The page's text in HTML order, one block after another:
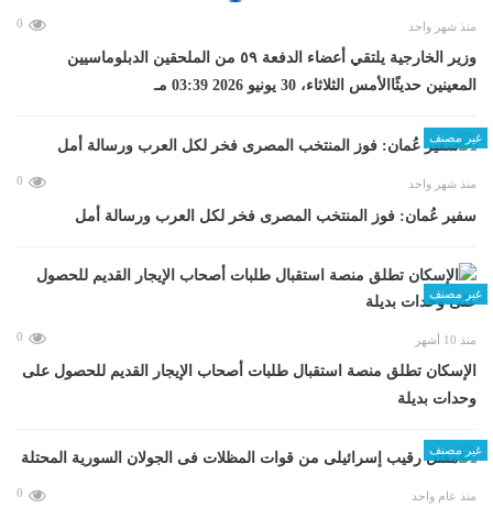
منذ شهر واحد 0
وزير الخارجية يلتقي أعضاء الدفعة ٥٩ من الملحقين الدبلوماسيين
المعينين حديثًاالأمس الثلاثاء، 30 يونيو 2026 03:39 مـ
غير مصنف
منذ شهر واحد 0
سفير عُمان: فوز المنتخب المصرى فخر لكل العرب ورسالة أمل
غير مصنف
منذ 10 أشهر 0
الإسكان تطلق منصة استقبال طلبات أصحاب الإيجار القديم للحصول على
وحدات بديلة
غير مصنف
منذ عام واحد 0